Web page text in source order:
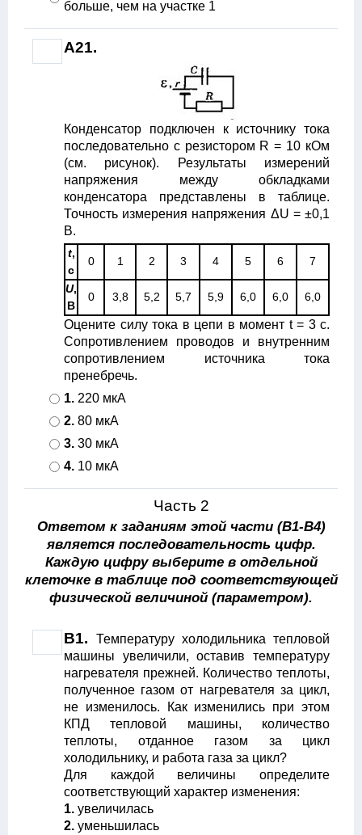
больше, чем на участке 1
А21.
Конденсатор подключен к источнику тока
последовательно с резистором R = 10 кОм
(см. рисунок). Результаты измерений
напряжения между обкладками
конденсатора представлены в таблице.
Точность измерения напряжения ΔU = ±0,1
В.
t,
с
0 1 2 3 4 5 6 7
U,
В
0 3,8 5,2 5,7 5,9 6,0 6,0 6,0
Оцените силу тока в цепи в момент t = 3 с.
Сопротивлением проводов и внутренним
сопротивлением источника тока
пренебречь.
1. 220 мкА
2. 80 мкА
3. 30 мкА
4. 10 мкА
Часть 2
Ответом к заданиям этой части (В1-В4)
является последовательность цифр.
Каждую цифру выберите в отдельной
клеточке в таблице под соответствующей
физической величиной (параметром).
B1.
Температуру холодильника тепловой
машины увеличили, оставив температуру
нагревателя прежней. Количество теплоты,
полученное газом от нагревателя за цикл,
не изменилось. Как изменились при этом
КПД тепловой машины, количество
теплоты, отданное газом за цикл
холодильнику, и работа газа за цикл?
Для каждой величины определите
соответствующий характер изменения:
1. увеличилась
2. уменьшилась